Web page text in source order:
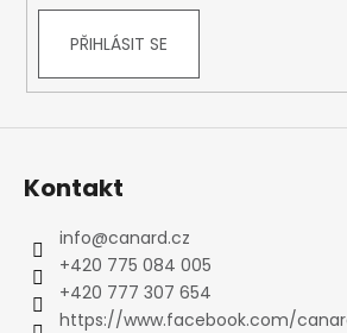
PŘIHLÁSIT SE
Kontakt
info@canard.cz
+420 775 084 005
+420 777 307 654
https://www.facebook.com/